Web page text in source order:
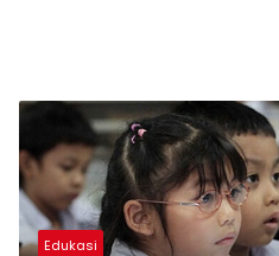
Edukasi